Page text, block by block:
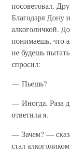
посоветовал.
Благодаря Дону
алкоголичкой.
понимаешь, что
не будешь
спросил:
— Пьешь?
— Иногда. Раза
ответила я.
— Зачем? —
стал